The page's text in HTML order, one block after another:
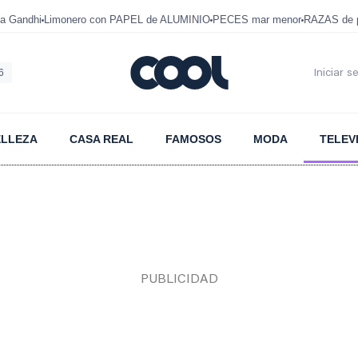
Gandhi Limonero con PAPEL de ALUMINIO PECES mar menor RAZAS de
Iniciar
CASA REAL FAMOSOS MODA